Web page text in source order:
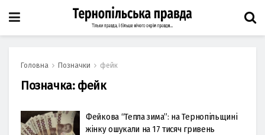
Головна Позначки фейк
Позначка: фейк
Фейковa “Теплa зимa”: нa Тернопільщині
жінку ошукaли нa 17 тисяч гривень